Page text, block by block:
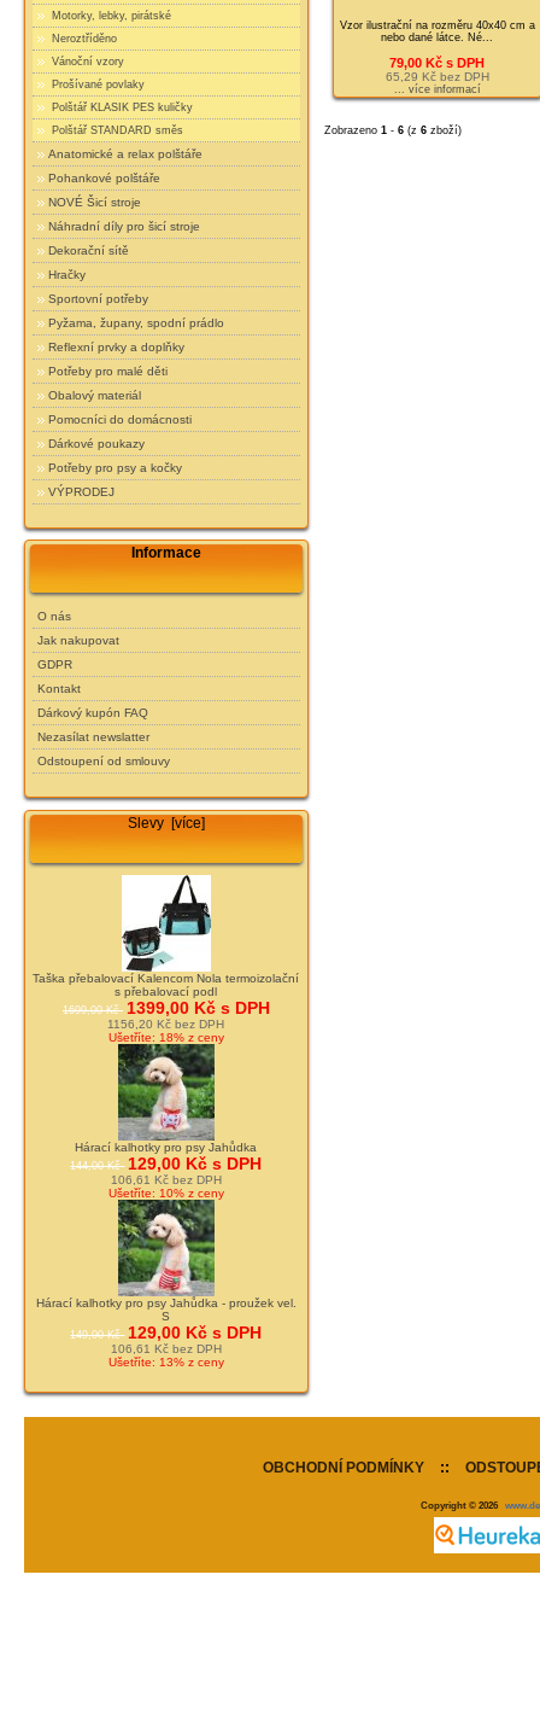
Motorky, lebky, pirátské
Neroztříděno
Vánoční vzory
Prošívané povlaky
Polštář KLASIK PES kuličky
Polštář STANDARD směs
Anatomické a relax polštáře
Pohankové polštáře
NOVÉ Šicí stroje
Náhradní díly pro šicí stroje
Dekorační sítě
Hračky
Sportovní potřeby
Pyžama, župany, spodní prádlo
Reflexní prvky a doplňky
Potřeby pro malé děti
Obalový materiál
Pomocníci do domácnosti
Dárkové poukazy
Potřeby pro psy a kočky
VÝPRODEJ
Informace
O nás
Jak nakupovat
GDPR
Kontakt
Dárkový kupón FAQ
Nezasílat newslatter
Odstoupení od smlouvy
Slevy [více]
Taška přebalovací Kalencom Nola termoizolační
s přebalovací podl
1699,00 Kč 1399,00 Kč s DPH
1156,20 Kč bez DPH
Ušetříte: 18% z ceny
Hárací kalhotky pro psy Jahůdka
144,00 Kč 129,00 Kč s DPH
106,61 Kč bez DPH
Ušetříte: 10% z ceny
Hárací kalhotky pro psy Jahůdka - proužek vel.
S
149,00 Kč 129,00 Kč s DPH
106,61 Kč bez DPH
Ušetříte: 13% z ceny
Vzor ilustrační na rozměru 40x40 cm a
nebo dané látce. Né...
79,00 Kč s DPH
65,29 Kč bez DPH
... více informací
Zobrazeno 1 - 6(z 6zboží)
OBCHODNÍ PODMÍNKY ::
Copyright © 2026